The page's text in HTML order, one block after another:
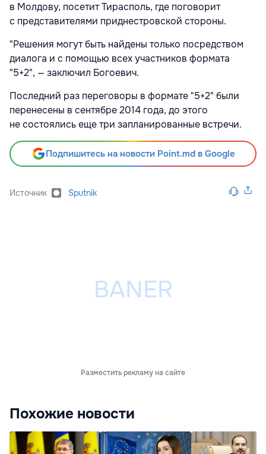
в Молдову, посетит Тирасполь, где поговорит
с представителями приднестровской стороны.
"Решения могут быть найдены только посредством
диалога и с помощью всех участников формата
"5+2", — заключил Богоевич.
Последний раз переговоры в формате "5+2" были
перенесены в сентябре 2014 года, до этого
не состоялись еще три запланированные встречи.
Подпишитесь на новости Point.md в Google
Источник Sputnik
Разместить рекламу на сайте
Похожие новости